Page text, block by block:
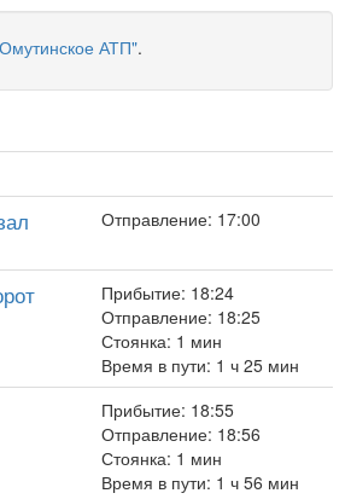
АТП".
Отправление: 17:00
Прибытие: 18:24
Отправление: 18:25
Стоянка: 1 мин
Время в пути: 1 ч 25 мин
Прибытие: 18:55
Отправление: 18:56
Стоянка: 1 мин
Время в пути: 1 ч 56 мин